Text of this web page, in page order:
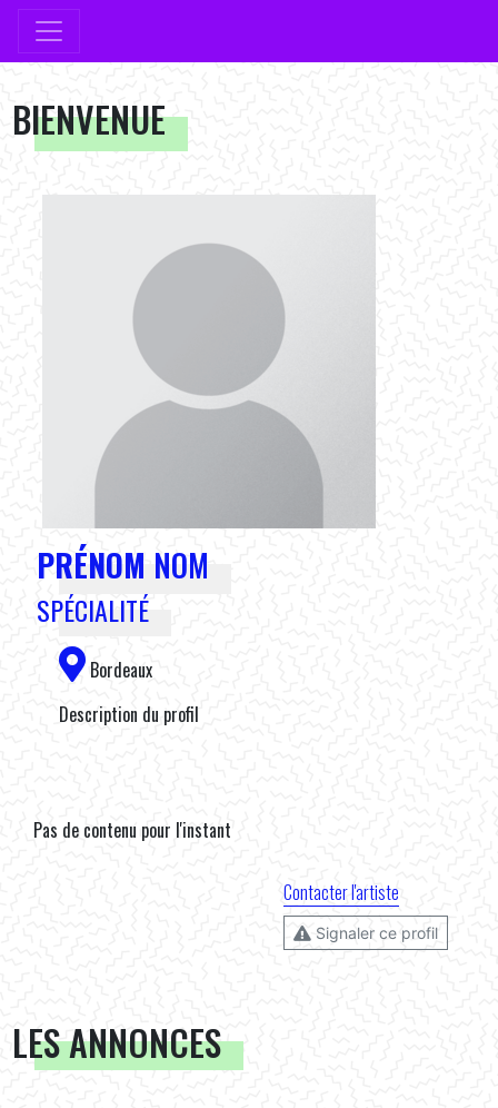
BIENVENUE
PRÉNOM NOM
SPÉCIALITÉ
Bordeaux
Description du profil
Pas de contenu pour l'instant
Contacter l'artiste
Signaler ce profil
LES ANNONCES